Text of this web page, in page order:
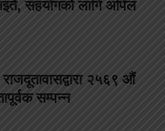
घाइते, सहयोगको लागि अपिल
राजदूतावासद्वारा २५६९ औं
सम्पन्न